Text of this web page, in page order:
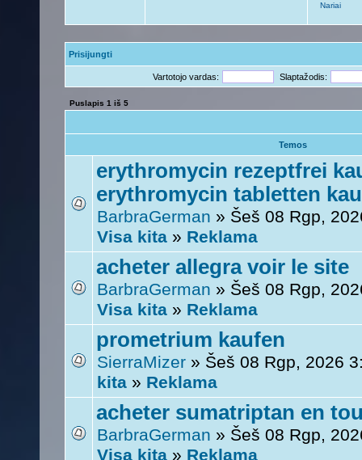
Nariai
Prisijungti
Vartotojo vardas: Slaptažodis:
Puslapis 1 iš 5
Temos
erythromycin rezeptfrei
erythromycin tabletten
BarbraGerman » Šeš 08 Rgp,
Visa kita » Reklama
acheter allegra voir le site
BarbraGerman » Šeš 08 Rgp,
Visa kita » Reklama
prometrium kaufen
SierraMizer » Šeš 08 Rgp, 2026
kita » Reklama
acheter sumatriptan en
BarbraGerman » Šeš 08 Rgp,
Visa kita » Reklama